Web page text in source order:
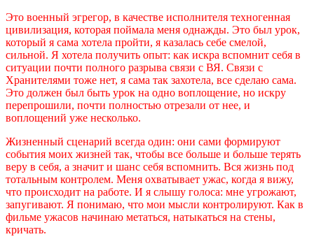
Это военный эгрегор, в качестве исполнителя техногенная
цивилизация, которая поймала меня однажды. Это был урок,
который я сама хотела пройти, я казалась себе смелой,
сильной. Я хотела получить опыт: как искра вспомнит себя в
ситуации почти полного разрыва связи с ВЯ. Связи с
Хранителями тоже нет, я сама так захотела, все сделаю сама.
Это должен был быть урок на одно воплощение, но искру
перепрошили, почти полностью отрезали от нее, и
воплощений уже несколько.
Жизненный сценарий всегда один: они сами формируют
события моих жизней так, чтобы все больше и больше терять
веру в себя, а значит и шанс себя вспомнить. Вся жизнь под
тотальным контролем. Меня охватывает ужас, когда я вижу,
что происходит на работе. И я слышу голоса: мне угрожают,
запугивают. Я понимаю, что мои мысли контролируют. Как в
фильме ужасов начинаю метаться, натыкаться на стены,
кричать.